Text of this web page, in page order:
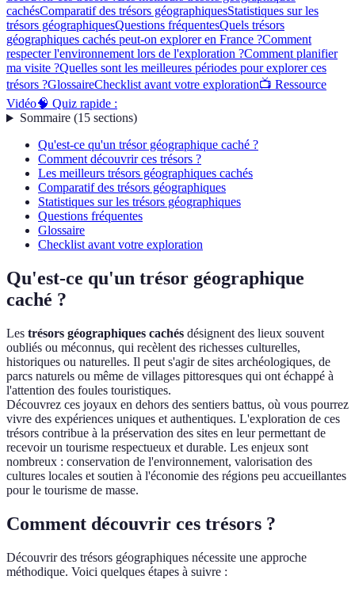
cachésComparatif des trésors géographiquesStatistiques sur les
trésors géographiquesQuestions fréquentesQuels trésors
géographiques cachés peut-on explorer en France ?Comment
respecter l'environnement lors de l'exploration ?Comment planifier
ma visite ?Quelles sont les meilleures périodes pour explorer ces
trésors ?GlossaireChecklist avant votre exploration📺 Ressource
Vidéo🧠 Quiz rapide :
Sommaire(15 sections)
Qu'est-ce qu'un trésor géographique caché ?
Comment découvrir ces trésors ?
Les meilleurs trésors géographiques cachés
Comparatif des trésors géographiques
Statistiques sur les trésors géographiques
Questions fréquentes
Glossaire
Checklist avant votre exploration
Qu'est-ce qu'un trésor géographique
caché ?
Les trésors géographiques cachés désignent des lieux souvent
oubliés ou méconnus, qui recèlent des richesses culturelles,
historiques ou naturelles. Il peut s'agir de sites archéologiques, de
parcs naturels ou même de villages pittoresques qui ont échappé à
l'attention des foules touristiques.
Découvrez ces joyaux en dehors des sentiers battus, où vous pourrez
vivre des expériences uniques et authentiques. L'exploration de ces
trésors contribue à la préservation des sites en leur permettant de
recevoir un tourisme respectueux et durable. Les enjeux sont
nombreux : conservation de l'environnement, valorisation des
cultures locales et soutien à l'économie des régions peu accueillantes
pour le tourisme de masse.
Comment découvrir ces trésors ?
Découvrir des trésors géographiques nécessite une approche
méthodique. Voici quelques étapes à suivre :